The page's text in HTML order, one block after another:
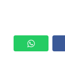
SERBI